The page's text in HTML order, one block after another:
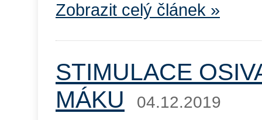
Zobrazit celý článek »
STIMULACE
MÁKU
04.12.2019